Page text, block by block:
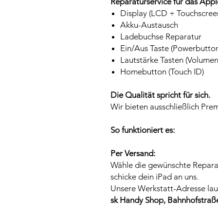
Display (LCD +
Akku-Austausch
Ladebuchse Reparatur
Ein/Aus Taste
Lautstärke Tasten
Homebutton (Touch ID)
Die Qualität spricht für sich.
Wir bieten ausschließlich
So funktioniert es:
Per Versand:
Wähle die gewünschte
schicke dein iPad an uns.
Unsere Werkstatt-Adresse
sk Handy Shop,